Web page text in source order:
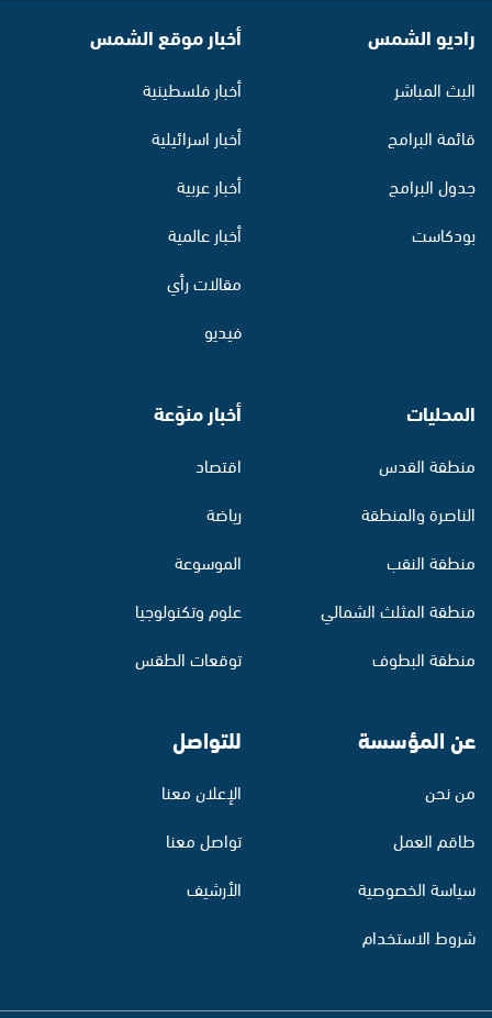
راديو الشمس
البث المباشر
قائمة البرامج
جدول البرامج
بودكاست
أخبار موقع الشمس
أخبار فلسطينية
أخبار اسرائيلية
أخبار عربية
أخبار عالمية
مقالات رأي
فيديو
المحليات
منطقة القدس
الناصرة والمنطقة
منطقة النقب
منطقة المثلث الشمالي
منطقة البطوف
أخبار منوّعة
اقتصاد
رياضة
الموسوعة
علوم وتكنولوجيا
توقعات الطقس
عن المؤسسة
من نحن
طاقم العمل
سياسة الخصوصية
شروط الاستخدام
للتواصل
الإعلان معنا
تواصل معنا
الأرشيف